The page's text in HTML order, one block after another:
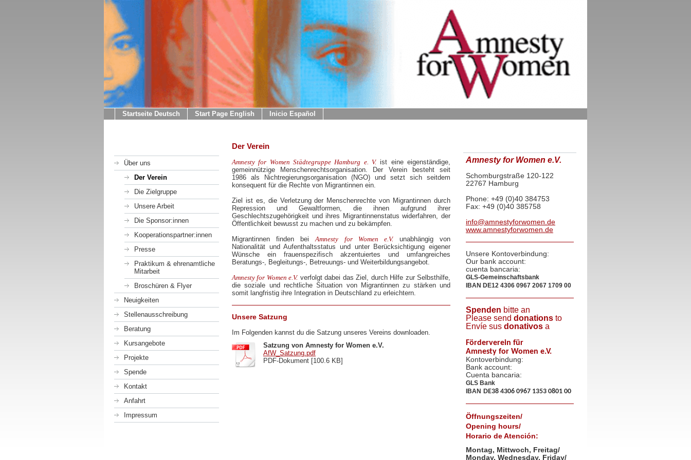
Startseite Deutsch Start Page English Inicio Español
Über uns
Der Verein
Die Zielgruppe
Unsere Arbeit
Die Sponsor:innen
Kooperationspartner:innen
Presse
Praktikum & ehrenamtliche
Mitarbeit
Broschüren & Flyer
Neuigkeiten
Stellenausschreibung
Beratung
Kursangebote
Projekte
Spende
Kontakt
Anfahrt
Impressum
Der Verein
Amnesty for Women Städtegruppe Hamburg e. V. ist eine eigenständige,
gemeinnützige Menschenrechtsorganisation. Der Verein besteht seit
1986 als Nichtregierungsorganisation (NGO) und setzt sich seitdem
konsequent für die Rechte von Migrantinnen ein.
Ziel ist es, die Verletzung der Menschenrechte von Migrantinnen durch
Repression und Gewaltformen, die ihnen aufgrund ihrer
Geschlechtszugehörigkeit und ihres Migrantinnenstatus widerfahren, der
Öffentlichkeit bewusst zu machen und zu bekämpfen.
Migrantinnen finden beiAmnesty for Women e.V.
unabhängig von
Nationalität und Aufenthaltsstatus und unter Berücksichtigung eigener
Wünsche ein frauenspezifisch akzentuiertes und umfangreiches
Beratungs-, Begleitungs-, Betreuungs- und Weiterbildungsangebot.
Amnesty for Women e.V. verfolgt dabei das Ziel, durch Hilfe zur Selbsthilfe,
die soziale und rechtliche Situation von Migrantinnen zu stärken und
somit langfristig ihre Integration in Deutschland zu erleichtern.
Unsere Satzung
Im Folgenden kannst du die Satzung unseres Vereins downloaden.
Satzung von Amnesty for Women e.V.
AfW_Satzung.pdf
PDF-Dokument [100.6 KB]
Amnesty for Women e.V.
Schomburgstraße 120-122
22767 Hamburg
Phone: +49 (0)40 384753
Fax: +49 (0)40 385758
info@amnestyforwomen.de
www.amnestyforwomen.de
Unsere Kontoverbindung:
Our bank account:
cuenta bancaria:
GLS-Gemeinschaftsbank
IBAN DE12 4306 0967 2067 1709 00
Spenden bitte an
Please send donations to
Envíe sus donativos a
Förderverein für
Amnesty for Women e.V.
Kontoverbindung:
Bank account:
Cuenta bancaria:
GLS Bank
IBAN DE38 4306 0967 1353 0801 00
Öffnungszeiten/
Opening hours/
Horario de Atención:
Montag, Mittwoch, Freitag/
Monday, Wednesday, Friday/